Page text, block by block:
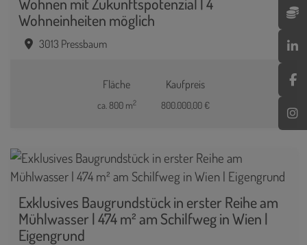
Wohneinheiten möglich
3013 Pressbaum
Fläche
ca. 800 m2
Kaufpreis
800.000,00 €
Exklusives Baugrundstück in erster Reihe am
Mühlwasser | 474 m² am Schilfweg in Wien |
Eigengrund